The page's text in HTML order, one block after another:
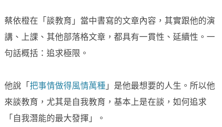
蔡依橙在「談教育」當中書寫的文章內容，其實跟他的演
講、上課、其他部落格文章，都具有一貫性、延續性。一
句話概括：追求極限。
他說「 把事情做得風情萬種 」是他最想要的人生。所以他
來談教育，尤其是自我教育，基本上是在談，如何追求
「自我潛能的最大發揮」。